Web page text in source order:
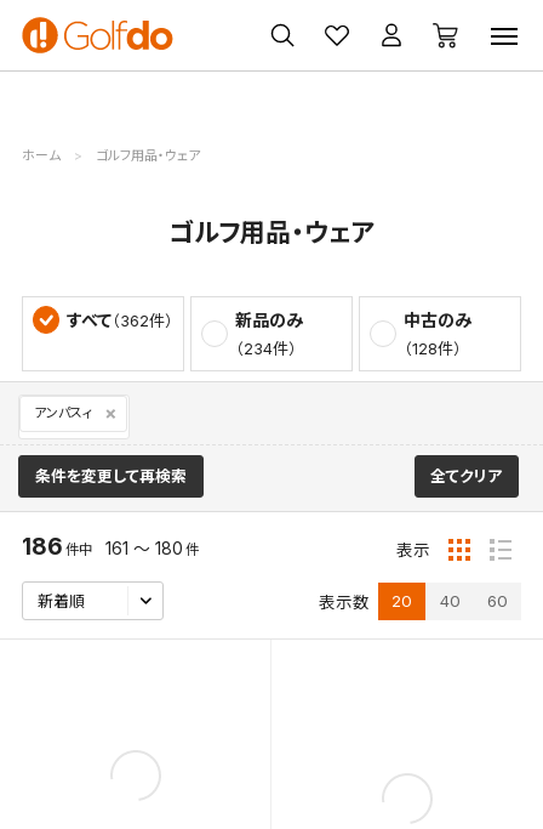
ゴルフ
クラブ
ゴルフ用品
買取
無料査定
クーポン
一覧
ホーム ゴルフ用品・ウェア
ゴルフ用品・ウェア
すべて（362件） 新品のみ
（234件）
中古のみ
（128件）
アンパスィ
条件を変更して再検索 全てクリア
186 件中 161 ～ 180 件 表示
表示数 20 40 60